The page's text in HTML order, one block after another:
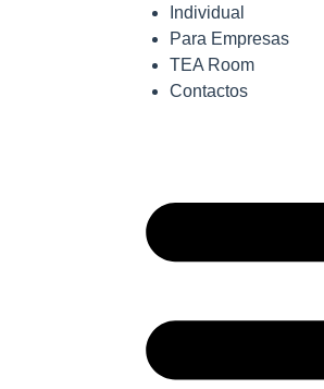
Individual
Para Empresas
TEA Room
Contactos